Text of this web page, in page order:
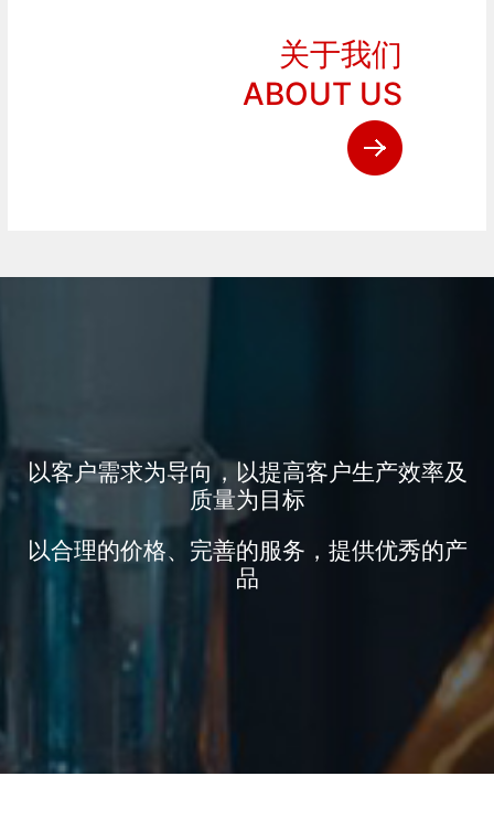
关于我们
ABOUT US
以客户需求为导向，以提高客户生产效率及
质量为目标
以合理的价格、完善的服务，提供优秀的产
品